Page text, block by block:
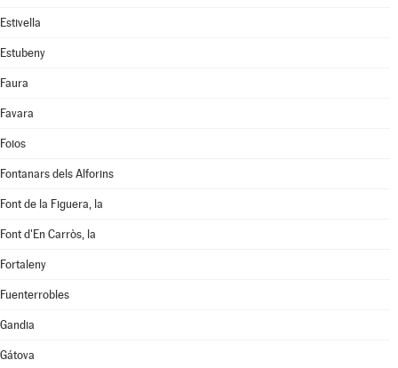
Estivella
Estubeny
Faura
Favara
Foios
Fontanars dels Alforins
Font de la Figuera, la
Font d'En Carròs, la
Fortaleny
Fuenterrobles
Gandia
Gátova